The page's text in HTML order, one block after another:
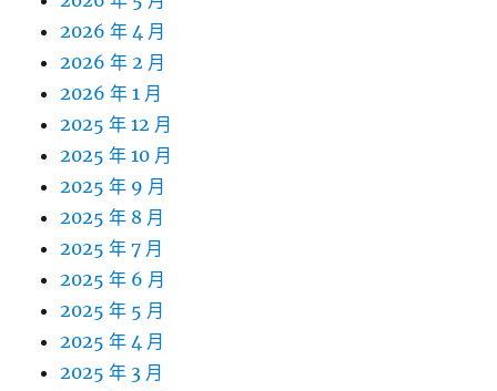
2026 年 4 月
2026 年 2 月
2026 年 1 月
2025 年 12 月
2025 年 10 月
2025 年 9 月
2025 年 8 月
2025 年 7 月
2025 年 6 月
2025 年 5 月
2025 年 4 月
2025 年 3 月